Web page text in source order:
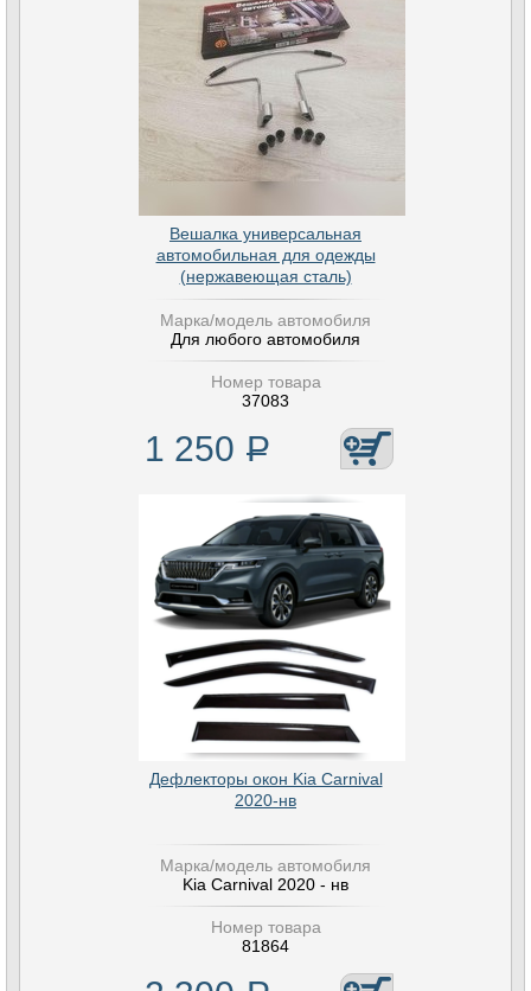
Вешалка универсальная
автомобильная для одежды
(нержавеющая сталь)
Марка/модель автомобиля
Для любого автомобиля
Номер товара
37083
1 250 Р
Дефлекторы окон Kia Carnival
2020-нв
Марка/модель автомобиля
Kia Carnival 2020 - нв
Номер товара
81864